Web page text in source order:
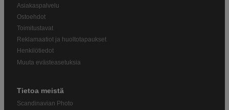
Asiakaspalvelu
Ostoehdot
Toimitustavat
Reklamaatiot ja huoltotapaukset
Henkilötiedot
Muuta evästeasetuksia
Tietoa meistä
Scandinavian Photo